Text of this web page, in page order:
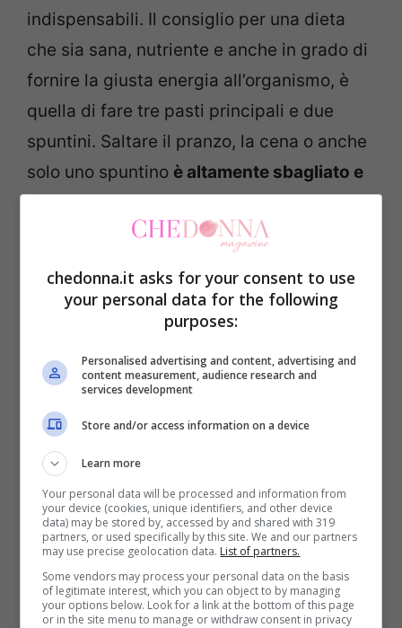
indispensabili. Il consiglio per una dieta
che sia sana, nutriente e anche in grado di
fornire la giusta energia all’organismo, è
quella di fare tre pasti principali e due
spuntini. Saltare il pranzo, la cena o anche
solo uno spuntino è altamente sbagliato e
bisogno di mangiare. Cosa che può
dimagrire, non è la quantità dei pasti che si
fanno ma la scelta degli alimenti che
dovranno essere il più possibile sani e
bilanciati.
Eliminare i carboidrati
Negli ultimi tempi è nata la moda di
eliminare i carboidrati dalla propria
alimentazione. Questi, però, sono
indispensabili per vivere bene. Certo, è di
fondamentale importanza imparare a
chedonna.it asks for your consent to use
your personal data for the following
purposes:
Personalised advertising and content, advertising and
content measurement, audience research and
services development
Store and/or access information on a device
Learn more
Your personal data will be processed and information from
your device (cookies, unique identifiers, and other device
data) may be stored by, accessed by and shared with 319
partners, or used specifically by this site. We and our partners
may use precise geolocation data. List of partners.
Some vendors may process your personal data on the basis
of legitimate interest, which you can object to by managing
your options below. Look for a link at the bottom of this page
or in the site menu to manage or withdraw consent in privacy